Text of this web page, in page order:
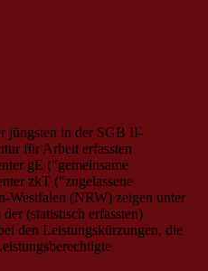
jüngsten in der SGB II-
für Arbeit erfassten
gE ("gemeinsame
zkT ("zugelassene
Westfalen (NRW) zeigen unter
(statistisch erfassten)
den Leistungskürzungen, die